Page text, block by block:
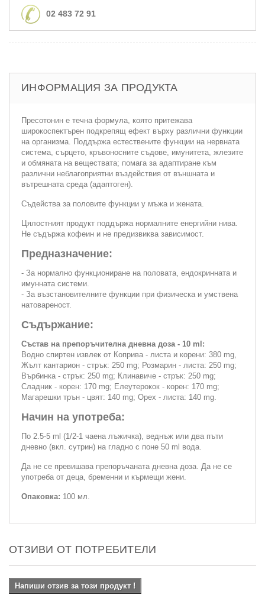
02 483 72 91
ИНФОРМАЦИЯ ЗА ПРОДУКТА
Пресотонин е течна формула, която притежава
широкоспектърен подкрепящ ефект върху различни функции
на организма. Поддържа естествените функции на нервната
система, сърцето, кръвоносните съдове, имунитета, жлезите
и обмяната на веществата; помага за адаптиране към
различни неблагоприятни въздействия от външната и
вътрешната среда (адаптоген).
Съдейства за половите функции у мъжа и жената.
Цялостният продукт поддържа нормалните енергийни нива.
Не съдържа кофеин и не предизвиква зависимост.
Предназначение:
- За нормално функциониране на половата, ендокринната и
имунната системи.
- За възстановителните функции при физическа и умствена
натовареност.
Съдържание:
Състав на препоръчителна дневна доза - 10 ml:
Водно спиртен извлек от Коприва - листа и корени: 380 mg,
Жълт кантарион - стрък: 250 mg; Розмарин - листа: 250 mg;
Върбинка - стрък: 250 mg; Клинавиче - стрък: 250 mg;
Сладник - корен: 170 mg; Елеутерокок - корен: 170 mg;
Магарешки трън - цвят: 140 mg; Орех - листа: 140 mg.
Начин на употреба:
По 2.5-5 ml (1/2-1 чаена лъжичка), веднъж или два пъти
дневно (вкл. сутрин) на гладно с поне 50 ml вода.
Да не се превишава препоръчаната дневна доза. Да не се
употреба от деца, бременни и кърмещи жени.
Опаковка: 100 мл.
ОТЗИВИ ОТ ПОТРЕБИТЕЛИ
Напиши отзив за този продукт !